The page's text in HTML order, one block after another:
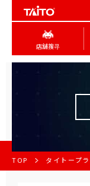
店舖搜寻
TOP タイトープ